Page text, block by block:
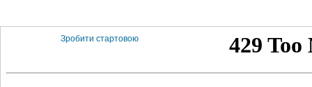
Зробити стартовою